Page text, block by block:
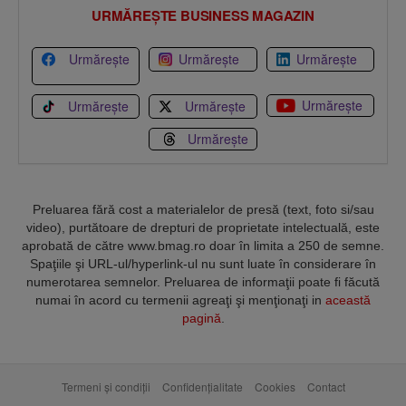
URMĂREȘTE BUSINESS MAGAZIN
Urmărește Urmărește Urmărește
Urmărește Urmărește
Urmărește
Urmărește
Preluarea fără cost a materialelor de presă (text, foto si/sau
video), purtătoare de drepturi de proprietate intelectuală, este
aprobată de către www.bmag.ro doar în limita a 250 de semne.
Spaţiile şi URL-ul/hyperlink-ul nu sunt luate în considerare în
numerotarea semnelor. Preluarea de informaţii poate fi făcută
numai în acord cu termenii agreaţi şi menţionaţi in această
pagină
Termeni și condiții Confidențialitate Cookies Contact